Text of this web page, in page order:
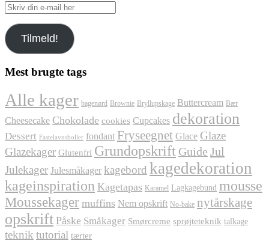
Skriv
din
e-
mail
her
Tilmeld!
Mest brugte tags
Alle kager bagenørd Brownie Bryllupskage Buttercream Bær
Cheesecake Chokolade cookies Cupcakes dekoration
Dessert Fastelavnsboller fondant Fryseegnet Glace Glaze
Glazekager Glutenfri Grundopskrift Guide Jul
Julekager Julesmåkager kagebord kagedekoration
kageinspiration Kagetapas Karamel Lagkagebund mousse
Moussekager muffins Nem opskrift No-bake nytårskage
opskrift Påske Småkager Smørcreme sprøjteteknik talkage
teknik tutorial tærter